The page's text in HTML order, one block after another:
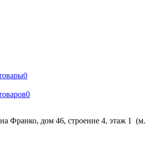
0
0
Франко, дом 46, строение 4, этаж 1 (м.